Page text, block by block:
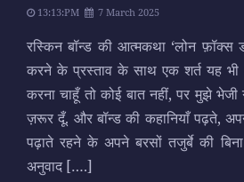
13:13:PM 7 March 2025
रस्किन बॉन्ड की आत्मकथा ‘लोन फ़ॉक्स
करने के प्रस्ताव के साथ एक शर्त यह
करना चाहूँ तो कोई बात नहीं, पर मुझे भेजी
ज़रूर दूँ. और बॉन्ड की कहानियाँ पढ़ते,
पढ़ाते रहने के अपने बरसों तजुर्बे की
अनुवाद [….]